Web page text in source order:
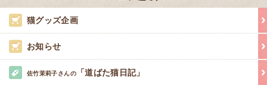
猫グッズ企画
お知らせ
佐竹茉莉子さんの「道ばた猫日記」